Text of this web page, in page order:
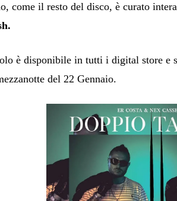
come il resto del disco, è curato
è disponibile in tutti i digital store e
del 22 Gennaio.